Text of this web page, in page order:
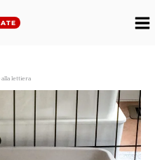
lettiera